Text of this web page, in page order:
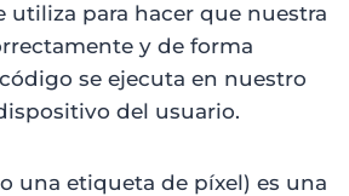
utiliza para hacer que nuestra
y de forma
se ejecuta en nuestro
del usuario.
una etiqueta de píxel) es una